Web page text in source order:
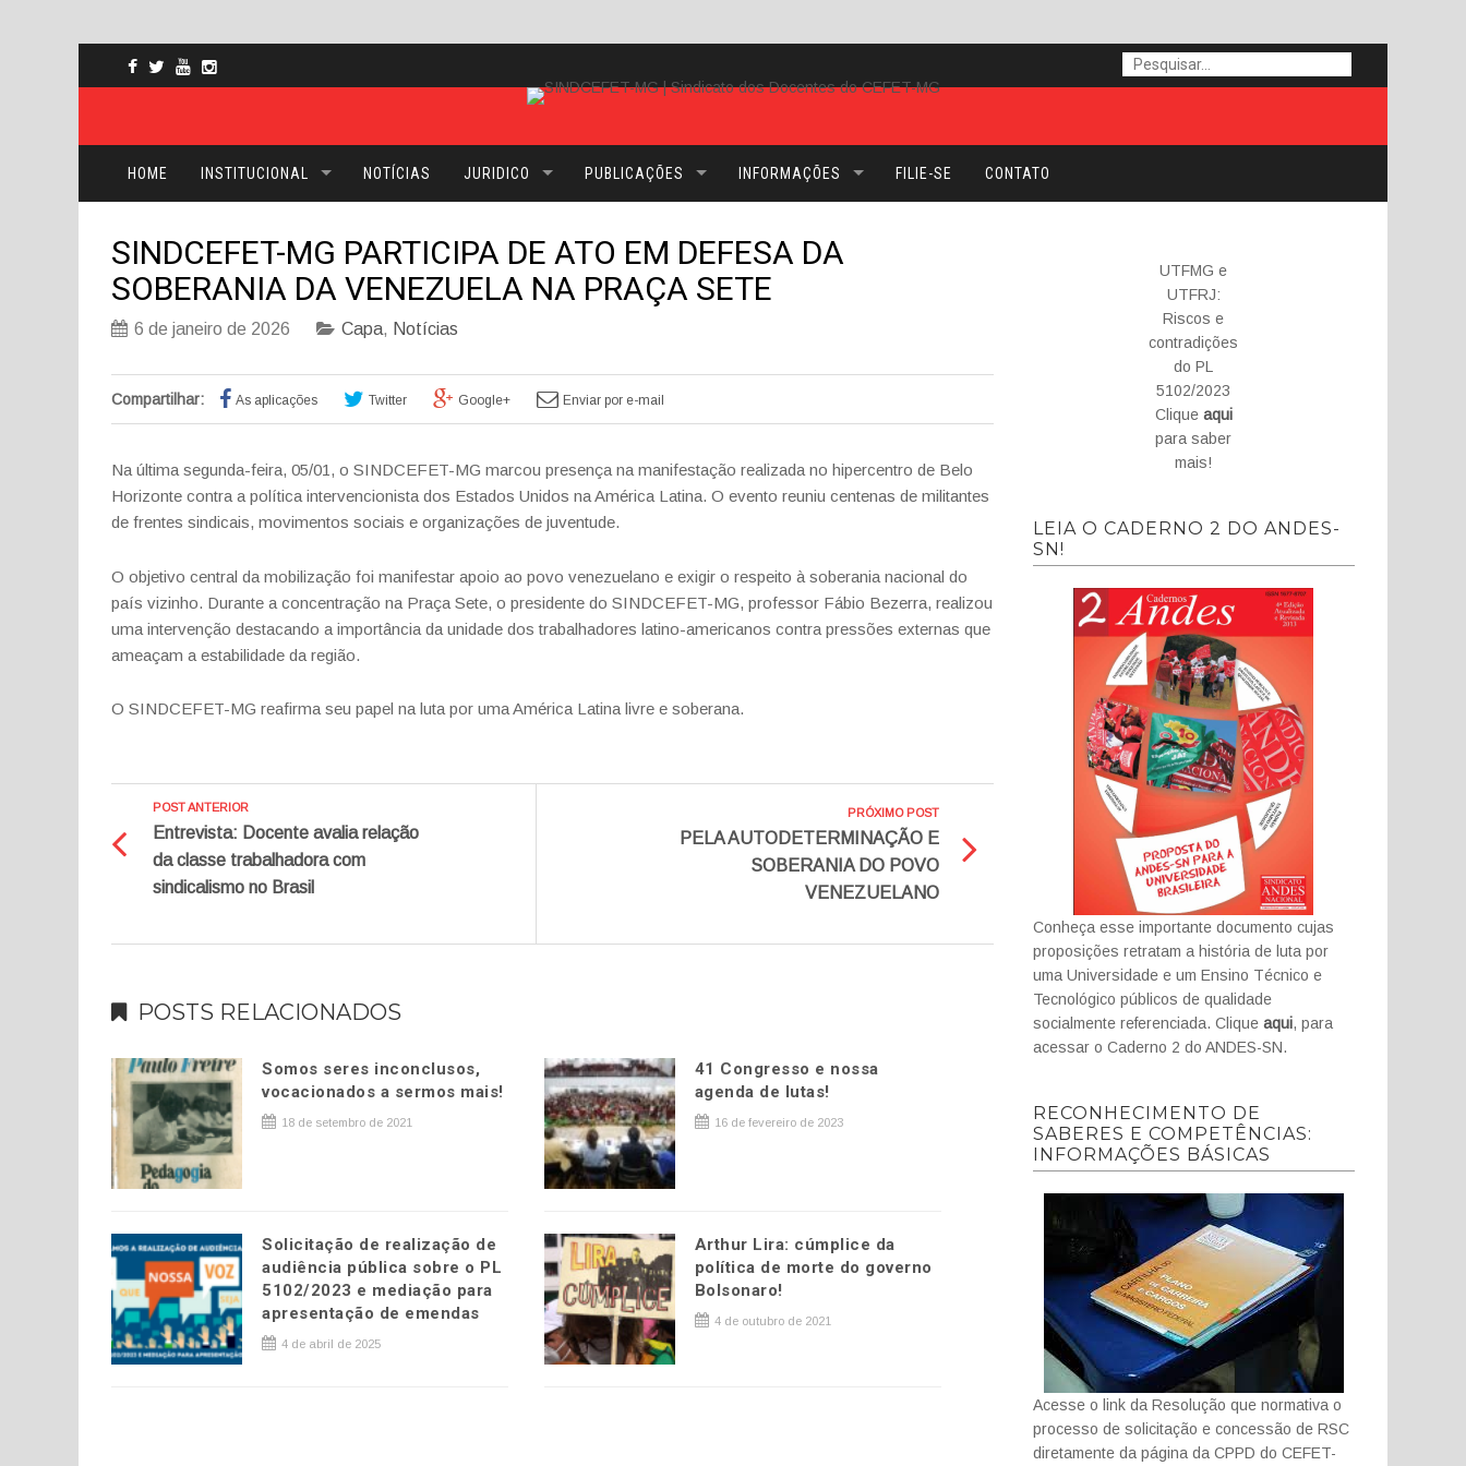
HOME INSTITUCIONAL NOTÍCIAS JURIDICO PUBLICAÇÕES INFORMAÇÕES FILIE-SE CONTATO
SINDCEFET-MG PARTICIPA DE ATO EM DEFESA DA
SOBERANIA DA VENEZUELA NA PRAÇA SETE
6 de janeiro de 2026 Capa, Notícias
Compartilhar: As aplicações Twitter Google+ Enviar por e-mail
Na última segunda-feira, 05/01, o SINDCEFET-MG marcou presença na manifestação realizada no hipercentro de Belo
Horizonte contra a política intervencionista dos Estados Unidos na América Latina. O evento reuniu centenas de militantes
de frentes sindicais, movimentos sociais e organizações de juventude.
O objetivo central da mobilização foi manifestar apoio ao povo venezuelano e exigir o respeito à soberania nacional do
país vizinho. Durante a concentração na Praça Sete, o presidente do SINDCEFET-MG, professor Fábio Bezerra, realizou
uma intervenção destacando a importância da unidade dos trabalhadores latino-americanos contra pressões externas que
ameaçam a estabilidade da região.
O SINDCEFET-MG reafirma seu papel na luta por uma América Latina livre e soberana.
POST ANTERIOR
Entrevista: Docente avalia relação
da classe trabalhadora com
sindicalismo no Brasil
PRÓXIMO POST
PELA AUTODETERMINAÇÃO E
SOBERANIA DO POVO
VENEZUELANO
POSTS RELACIONADOS
Somos seres inconclusos,
vocacionados a sermos mais!
18 de setembro de 2021
41 Congresso e nossa
agenda de lutas!
16 de fevereiro de 2023
Solicitação de realização de
audiência pública sobre o PL
5102/2023 e mediação para
apresentação de emendas
4 de abril de 2025
Arthur Lira: cúmplice da
política de morte do governo
Bolsonaro!
4 de outubro de 2021
UTFMG e
UTFRJ:
Riscos e
contradições
do PL
5102/2023
Clique aqui
para saber
mais!
LEIA O CADERNO 2 DO ANDES-
SN!
Conheça esse importante documento cujas
proposições retratam a história de luta por
uma Universidade e um Ensino Técnico e
Tecnológico públicos de qualidade
socialmente referenciada. Clique aqui, para
acessar o Caderno 2 do ANDES-SN.
RECONHECIMENTO DE
SABERES E COMPETÊNCIAS:
INFORMAÇÕES BÁSICAS
Acesse o link da Resolução que normativa o
processo de solicitação e concessão de RSC
diretamente da página da CPPD do CEFET-